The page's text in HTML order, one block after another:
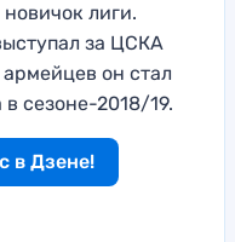
лиги.
за ЦСКА
армейцев он стал
сезоне-2018/19.
в Дзене!